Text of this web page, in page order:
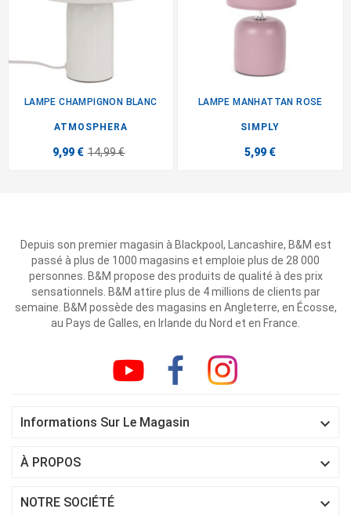
LAMPE CHAMPIGNON BLANC
ATMOSPHERA
9,99 € 14,99 €
LAMPE MANHATTAN ROSE
SIMPLY
5,99 €
Depuis son premier magasin à Blackpool, Lancashire, B&M est
passé à plus de 1000 magasins et emploie plus de 28 000
personnes. B&M propose des produits de qualité à des prix
sensationnels. B&M attire plus de 4 millions de clients par
semaine. B&M possède des magasins en Angleterre, en Écosse,
au Pays de Galles, en Irlande du Nord et en France.
Informations Sur Le Magasin 
À PROPOS 
NOTRE SOCIÉTÉ 